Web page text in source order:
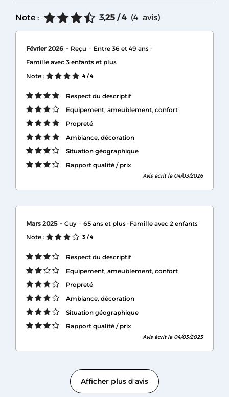
Note : 3,25 / 4 (4 avis)
Février 2026 Reçu
Entre 36 et 49 ans
Famille avec 3 enfants et plus
Note :
4 / 4
Respect du descriptif
Equipement, ameublement, confort
Propreté
Ambiance, décoration
Situation géographique
Rapport qualité / prix
Avis écrit le 04/03/2026
Mars 2025 Guy 65 ans et plus Famille avec 2 enfants
Note :
3 / 4
Respect du descriptif
Equipement, ameublement, confort
Propreté
Ambiance, décoration
Situation géographique
Rapport qualité / prix
Avis écrit le 04/03/2025
Afficher plus d'avis